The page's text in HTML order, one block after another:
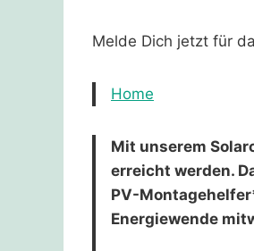
Melde Dich jetzt für
Home
Mit unserem
erreicht werden.
PV-
Energiewende